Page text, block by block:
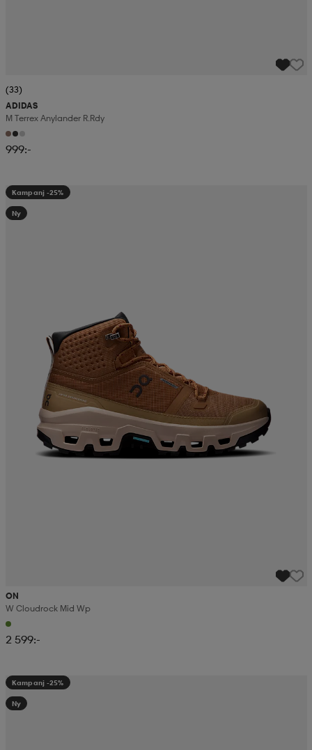
(33)
ADIDAS
M Terrex Anylander R.rdy
999:-
Kampanj -25%
Ny
ON
W Cloudrock Mid Wp
2 599:-
Kampanj -25%
Ny